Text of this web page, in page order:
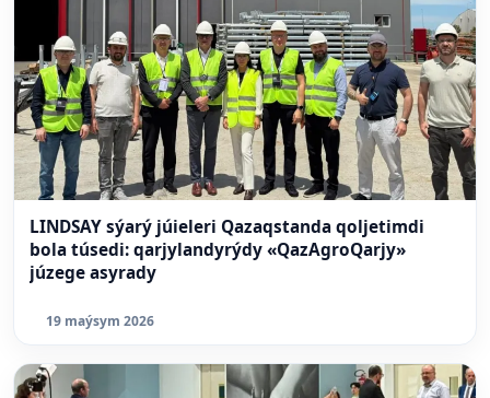
LINDSAY sýarý júieleri Qazaqstanda qoljetimdi
bola túsedi: qarjylandyrýdy «QazAgroQarjy»
júzege asyrady
19 maýsym 2026